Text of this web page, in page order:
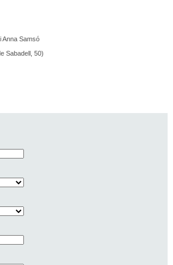
Anna Samsó
Sabadell, 50)